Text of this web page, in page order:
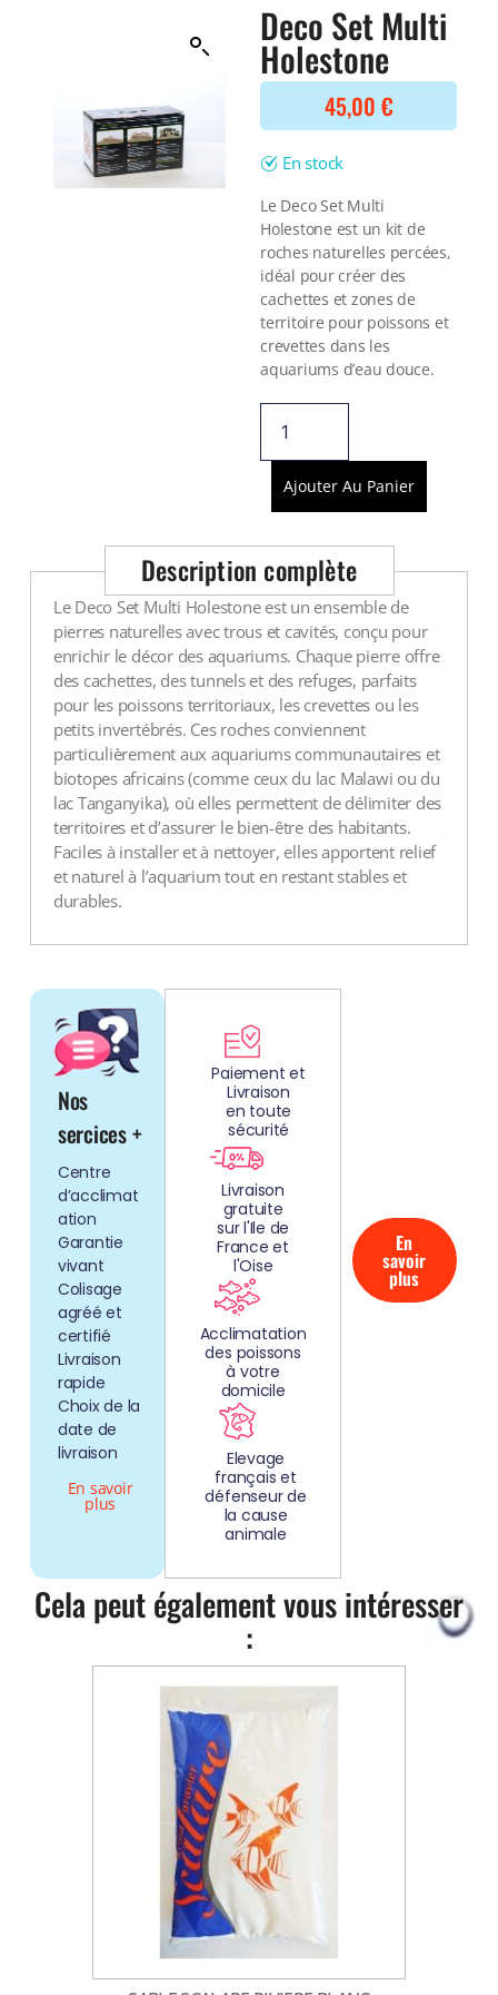
BONNES AFFAIRES
Voir tout
DERNIERS ARRIVAGES
Voir tout
NOURRITURE
Nourriture Lyophilisée
Nourriture sèche
Spéciale herbivores
Spécifique
Voir tout
TRAITEMENT DE L'EAU
Spécial bassin
Additifs
Engrais
Voir tout
BONNES AFFAIRES
DERNIERS ARRIVAGES
Deco Set Multi
Holestone
45,00 €
En stock
Le Deco Set Multi
Holestone est un kit de
roches naturelles percées,
idéal pour créer des
cachettes et zones de
territoire pour poissons et
crevettes dans les
aquariums d’eau douce.
Ajouter Au Panier
Description complète
Le Deco Set Multi Holestone est un ensemble de
pierres naturelles avec trous et cavités, conçu pour
enrichir le décor des aquariums. Chaque pierre offre
des cachettes, des tunnels et des refuges, parfaits
pour les poissons territoriaux, les crevettes ou les
petits invertébrés. Ces roches conviennent
particulièrement aux aquariums communautaires et
biotopes africains (comme ceux du lac Malawi ou du
lac Tanganyika), où elles permettent de délimiter des
territoires et d’assurer le bien-être des habitants.
Faciles à installer et à nettoyer, elles apportent relief
et naturel à l’aquarium tout en restant stables et
durables.
Nos
sercices +
Centre
d’acclimat
ation
Garantie
vivant
Colisage
agréé et
certifié
Livraison
rapide
Choix de la
date de
livraison
En savoir
plus
Paiement et
Livraison
en toute
sécurité
Livraison
gratuite
sur l'Ile de
France et
l'Oise
Acclimatation
des poissons
à votre
domicile
Elevage
français et
défenseur de
la cause
animale
En
savoir
plus
Cela peut également vous intéresser
: